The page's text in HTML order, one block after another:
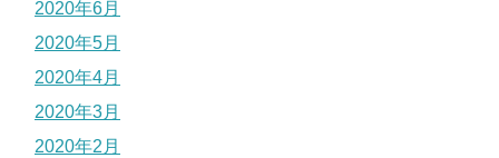
2020年6月
2020年5月
2020年4月
2020年3月
2020年2月